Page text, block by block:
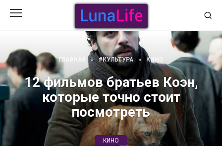
ГЛАВНАЯ » #КУЛЬТУРА » КИНО
12 фильмов братьев Коэн,
которые точно стоит
посмотреть
КИНО